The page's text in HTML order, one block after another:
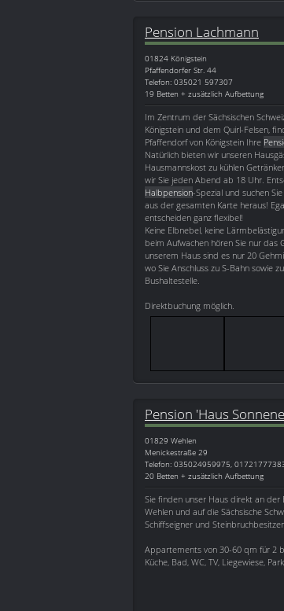
Pension Lachmann
01824 Königstein
Pfaffendorfer Str. 44
Telefon: 035021 597307
19 Betten + zusätzlich Aufbettung
Im Zentrum der Sächsischen
Königstein und dem Quirl-Felsen,
Pfaffendorf von Königstein Ihre
Natürlich bieten wir unseren
Hausmannskost zu kühlen
wir Sie jeden Abend ab 18 Uhr.
Halbpension-Spezial und suchen
aus der gesamten Karte heraus!
entscheiden ganz flexibel!
Keine Elbnebel, keine
beim Aufwachen hören Sie nur das
unserem Haus sind es nur 20
wo Sie Anschluss zu S-Bahn sowie
Bushaltestelle.
Direktbuchung möglich.
Pension 'Haus
01829 Wehlen
Menickestraße 29
Telefon: 035024959975,
20 Betten + zusätzlich Aufbettung
Sie finden unser Haus direkt an
Wehlen und auf die Sächsische
Schiffseigner und
Appartements von 30-60 qm für 2
Küche, Bad, WC, TV, Liegewiese,